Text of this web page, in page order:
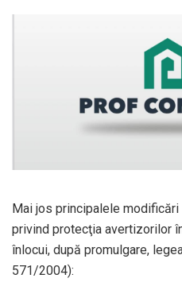
Mai jos principalele
privind protecţia avertizorilor
înlocui, după promulgare,
571/2004):